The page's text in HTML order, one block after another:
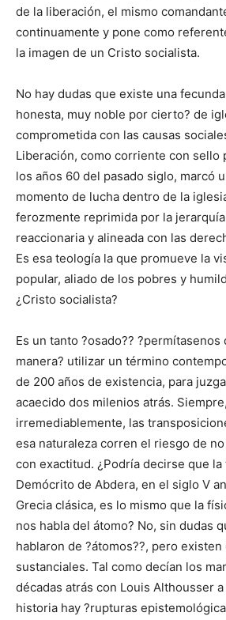
de la liberación, el mismo
continuamente y pone como
la imagen de un Cristo socialista.
No hay dudas que existe una
honesta, muy noble por cierto? de
comprometida con las causas
Liberación, como corriente con sello
los años 60 del pasado siglo, marcó
momento de lucha dentro de la
ferozmente reprimida por la
reaccionaria y alineada con las
Es esa teología la que promueve la
popular, aliado de los pobres y
¿Cristo socialista?
Es un tanto ?osado??
manera? utilizar un término
de 200 años de existencia, para
acaecido dos milenios atrás. Siempre,
irremediablemente, las
esa naturaleza corren el riesgo de
con exactitud. ¿Podría decirse que la
Demócrito de Abdera, en el siglo V
Grecia clásica, es lo mismo que la
nos habla del átomo? No, sin dudas
hablaron de ?átomos??, pero
sustanciales. Tal como decían los
décadas atrás con Louis Althousser
historia hay ?rupturas